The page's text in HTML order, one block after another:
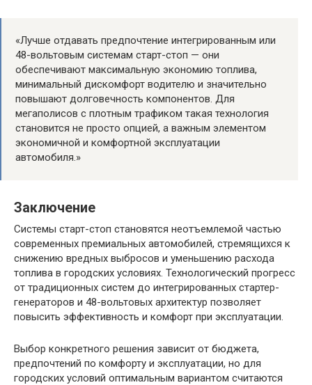
«Лучше отдавать предпочтение интегрированным или
48-вольтовым системам старт-стоп — они
обеспечивают максимальную экономию топлива,
минимальный дискомфорт водителю и значительно
повышают долговечность компонентов. Для
мегаполисов с плотным трафиком такая технология
становится не просто опцией, а важным элементом
экономичной и комфортной эксплуатации
автомобиля.»
Заключение
Системы старт-стоп становятся неотъемлемой частью
современных премиальных автомобилей, стремящихся к
снижению вредных выбросов и уменьшению расхода
топлива в городских условиях. Технологический прогресс
от традиционных систем до интегрированных стартер-
генераторов и 48-вольтовых архитектур позволяет
повысить эффективность и комфорт при эксплуатации.
Выбор конкретного решения зависит от бюджета,
предпочтений по комфорту и эксплуатации, но для
городских условий оптимальным вариантом считаются